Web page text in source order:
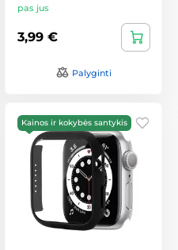
pas jus
3,99 €
Palyginti
Kainos ir kokybės santykis